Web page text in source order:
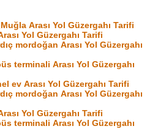
Arası Yol Güzergahı Tarifi
Yol Güzergahı Tarifi
mordoğan Arası Yol Güzergahı
terminali Arası Yol Güzergahı
ev Arası Yol Güzergahı Tarifi
mordoğan Arası Yol Güzergahı
Yol Güzergahı Tarifi
terminali Arası Yol Güzergahı